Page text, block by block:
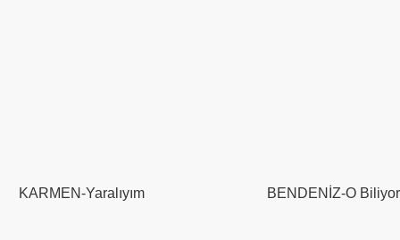
KARMEN-Yaralıyım BENDENİZ-O Biliyor